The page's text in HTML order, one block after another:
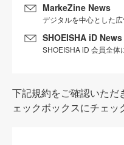
MarkeZine News
デジタルを中心とした
SHOEISHA iD News
SHOEISHA iD 会員全体
下記規約をご確認いただ
ェックボックスにチェッ